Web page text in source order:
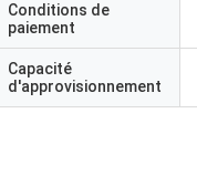
Conditions de
paiement
Capacité
d'approvisionnement